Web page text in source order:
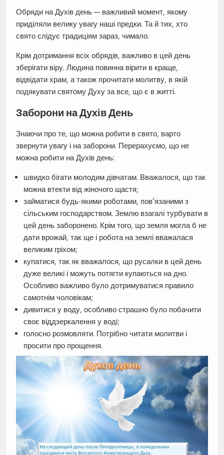
Обряди на Духів день — важливий момент, якому
приділяли велику увагу наші предки. Та й тих, хто
свято слідує традиціям зараз, чимало.
Крім дотримання всіх обрядів, важливо в цей день
зберігати віру. Людина повинна вірити в краще,
відвідати храм, а також прочитати молитву, в якій
подякувати святому Духу за все, що є в житті.
Заборони на Духів День
Знаючи про те, що можна робити в свято, варто
звернути увагу і на заборони. Перерахуємо, що не
можна робити на Духів день:
швидко бігати молодим дівчатам. Вважалося, що так
можна втекти від жіночого щастя;
займатися будь-якими роботами, пов’язаними з
сільським господарством. Землю взагалі турбувати в
цей день заборонено. Крім того, що земля могла б не
дати врожай, так ще і робота на землі вважалася
великим гріхом;
купатися, так як вважалося, що русалки в цей день
дуже великі і можуть потягти купаються на дно.
Особливо важливо було дотримуватися правило
самотнім чоловікам;
дивитися у воду, особливо страшно було побачити
своє віддзеркалення у воді;
голосно розмовляти. Потрібно читати молитви і
просити про прощення.